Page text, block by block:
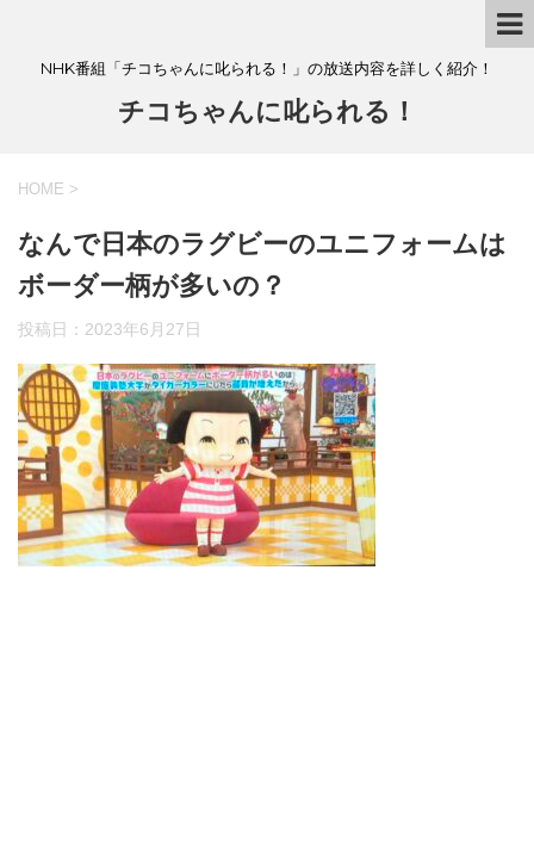
NHK番組「チコちゃんに叱られる！」の放送内容を詳しく紹介！
チコちゃんに叱られる！
HOME >
なんで日本のラグビーのユニフォームは
ボーダー柄が多いの？
投稿日： 2023年6月27日